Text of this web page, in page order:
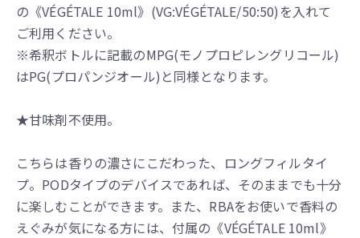
の《VÉGÉTALE 10ml》(VG:VÉGÉTALE/50:50)を入れて
ご利用ください。
※希釈ボトルに記載のMPG(モノプロピレングリコール)
はPG(プロパンジオール)と同様となります。
★甘味剤不使用。
こちらは香りの濃さにこだわった、ロングフィルタイ
プ。PODタイプのデバイスであれば、そのままでも十分
に楽しむことができます。また、RBAをお使いで香料の
えぐみが気になる方には、付属の《VÉGÉTALE 10ml》